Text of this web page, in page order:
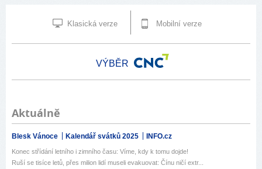
Klasická verze Mobilní verze
VÝBĚR
Aktuálně
Blesk Vánoce Kalendář svátků 2025 INFO.cz
Konec střídání letního i zimního času: Víme, kdy k tomu dojde!
Ruší se tisíce letů, přes milion lidí museli evakuovat: Čínu ničí extr...